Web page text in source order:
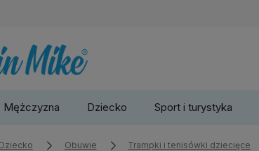
Mężczyzna Dziecko Sport i turystyka
Dziecko Obuwie Trampki i tenisówki dziecięce